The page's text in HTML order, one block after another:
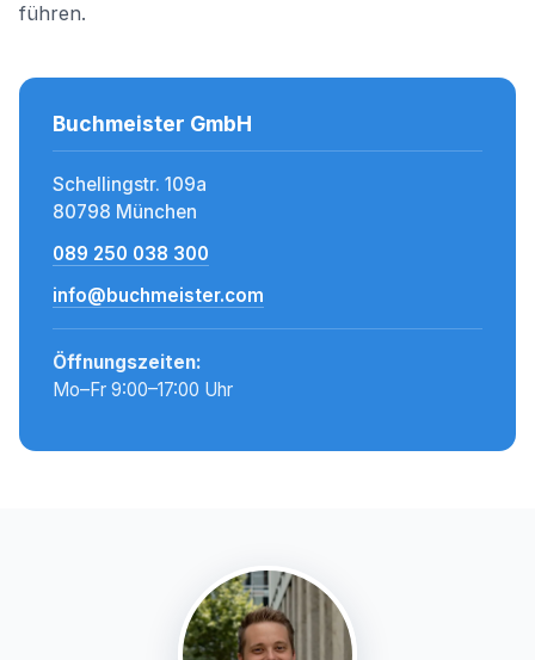
führen.
Buchmeister GmbH
Schellingstr. 109a
80798 München
089 250 038 300
info@buchmeister.com
Öffnungszeiten:
Mo–Fr 9:00–17:00 Uhr